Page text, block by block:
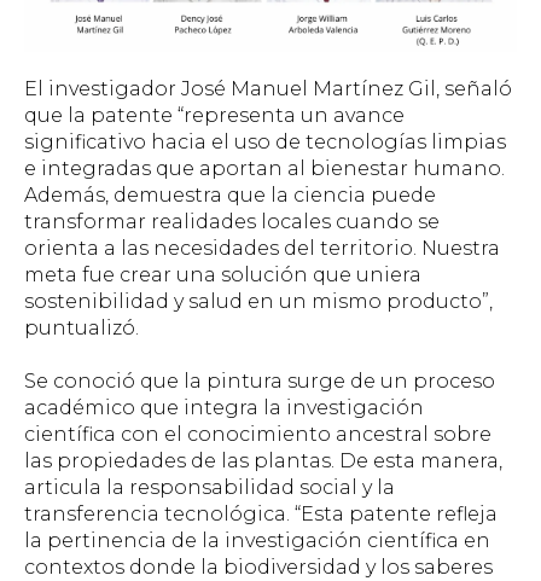
El investigador José Manuel Martínez Gil, señaló
que la patente “representa un avance
significativo hacia el uso de tecnologías limpias
e integradas que aportan al bienestar humano.
Además, demuestra que la ciencia puede
transformar realidades locales cuando se
orienta a las necesidades del territorio. Nuestra
meta fue crear una solución que uniera
sostenibilidad y salud en un mismo producto”,
puntualizó.
Se conoció que la pintura surge de un proceso
académico que integra la investigación
científica con el conocimiento ancestral sobre
las propiedades de las plantas. De esta manera,
articula la responsabilidad social y la
transferencia tecnológica. “Esta patente refleja
la pertinencia de la investigación científica en
contextos donde la biodiversidad y los saberes